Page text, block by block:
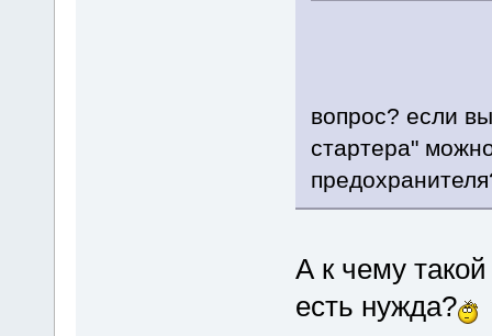
вопрос? если
стартера"
А к чему
есть нужда?